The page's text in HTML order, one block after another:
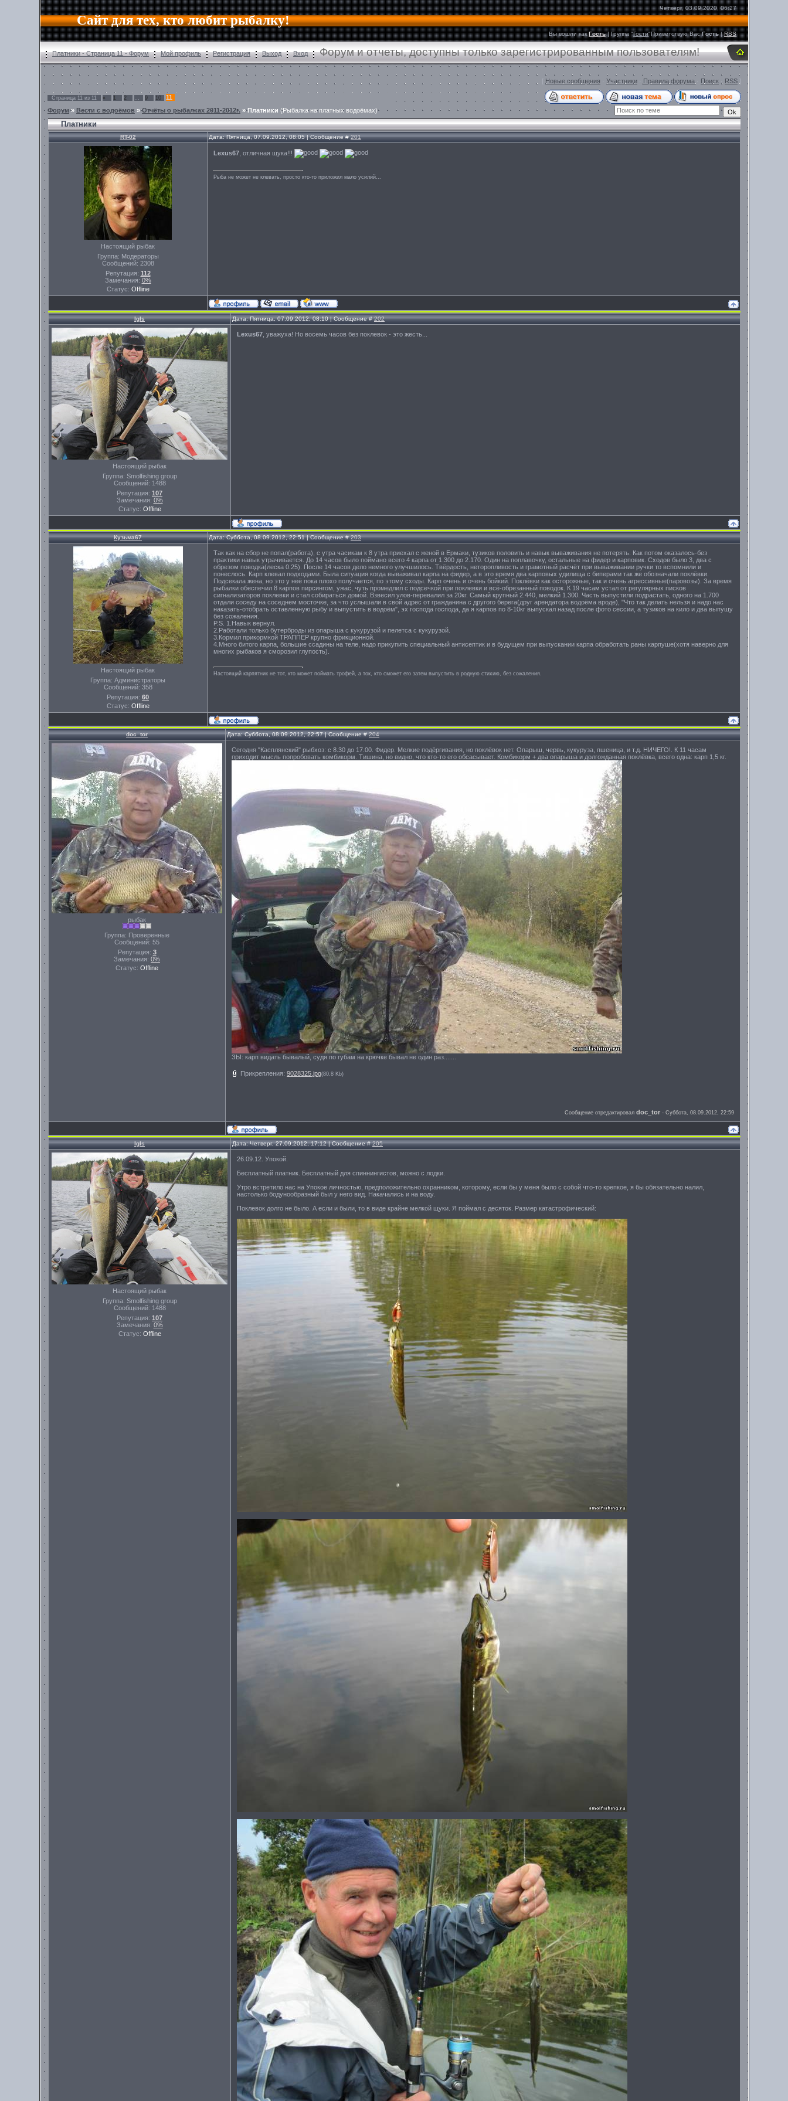
Сайт для тех, кто любит рыбалку!
Четверг, 03.09.2020, 06:27
Вы вошли как Гость|Группа"Гости"Приветствую Вас Гость |RSS
Платники - Страница 11 - Форум Мой профиль Регистрация Выход Вход Форум и отчеты, доступны только зарегистрированным пользователям!
[ Новые сообщения Участники Правила форума Поиск RSS ]
Страница 11 из 11 « 1 2 … 9 10
11
Форум» Вести с водоёмов »Отчёты о рыбалках 2011-2012г. »Платники (Рыбалка на платных водоёмах)
Платники
RT-02 Дата: Пятница, 07.09.2012, 08:05 | Сообщение #201
Настоящий рыбак
Группа: Модераторы
Сообщений: 2308
Репутация: 112
Замечания: 0%
Статус: Offline
Lexus67 , отличная щука!!!
Рыба не может не клевать, просто кто-то приложил мало усилий...
Igls Дата: Пятница, 07.09.2012, 08:10 | Сообщение #202
Настоящий рыбак
Группа: Smolfishing group
Сообщений: 1488
Репутация: 107
Замечания: 0%
Статус: Offline
Lexus67 , уважуха! Но восемь часов без поклевок - это жесть...
Кузьма67 Дата: Суббота, 08.09.2012, 22:51 | Сообщение #203
Настоящий рыбак
Группа: Администраторы
Сообщений: 358
Репутация: 60
Статус: Offline
Так как на сбор не попал(работа), с утра часикам к 8 утра приехал с женой в Ермаки, тузиков половить и навык вываживания не потерять. Как потом оказалось-без
практики навык утрачивается. До 14 часов было поймано всего 4 карпа от 1.300 до 2.170. Один на поплавочку, остальные на фидер и карповик. Сходов было 3, два с
обрезом поводка(леска 0.25). После 14 часов дело немного улучшилось. Твёрдость, неторопливость и грамотный расчёт при вываживании ручки то вспомнили и
понеслось. Карп клевал подходами. Была ситуация когда вываживал карпа на фидер, а в это время два карповых удилища с биперами так же обозначали поклёвки.
Подсекала жена, но это у неё пока плохо получается, по этому сходы. Карп очень и очень бойкий. Поклёвки как осторожные, так и очень агрессивные(паровозы). За время
рыбалки обеспечил 8 карпов пирсингом, ужас, чуть промедлил с подсечкой при поклевки и всё-обрезанный поводок. К 19 часам устал от регулярных писков
сигнализаторов поклевки и стал собираться домой. Взвесил улов-перевалил за 20кг. Самый крупный 2.440, мелкий 1.300. Часть выпустили подрастать, одного на 1.700
отдали соседу на соседнем мосточке, за что услышали в свой адрес от гражданина с другого берега(друг арендатора водоёма вроде), "Что так делать нельзя и надо нас
наказать-отобрать оставленную рыбу и выпустить в водоём", эх господа господа, да я карпов по 8-10кг выпускал назад после фото сессии, а тузиков на кило и два выпущу
без сожаления.
P.S. 1.Навык вернул.
2.Работали только бутерброды из опарыша с кукурузой и пелетса с кукурузой.
3.Кормил прикормкой ТРАППЕР крупно фрикционной.
4.Много битого карпа, большие ссадины на теле, надо прикупить специальный антисептик и в будущем при выпускании карпа обработать раны карпуше(хотя наверно для
многих рыбаков я сморозил глупость).
Настоящий карпятник не тот, кто может поймать трофей, а ток, кто сможет его затем выпустить в родную стихию, без сожаления.
doc_tor Дата: Суббота, 08.09.2012, 22:57 | Сообщение #204
рыбак
Группа: Проверенные
Сообщений: 55
Репутация: 3
Замечания: 0%
Статус: Offline
Сегодня "Касплянский" рыбхоз: с 8.30 до 17.00. Фидер. Мелкие подёргивания, но поклёвок нет. Опарыш, червь, кукуруза, пшеница, и т.д. НИЧЕГО!. К 11 часам
приходит мысль попробовать комбикорм. Тишина, но видно, что кто-то его обсасывает. Комбикорм + два опарыша и долгожданная поклёвка, всего одна: карп 1,5 кг.
ЗЫ: карп видать бывалый, судя по губам на крючке бывал не один раз.......
Прикрепления: 9028325.jpg(80.8 Kb)
Сообщение отредактировал doc_tor - Суббота, 08.09.2012, 22:59
Igls Дата: Четверг, 27.09.2012, 17:12 | Сообщение #205
Настоящий рыбак
Группа: Smolfishing group
Сообщений: 1488
Репутация: 107
Замечания: 0%
Статус: Offline
26.09.12. Упокой.
Бесплатный платник. Бесплатный для спиннингистов, можно с лодки.
Утро встретило нас на Упокое личностью, предположительно охранником, которому, если бы у меня было с собой что-то крепкое, я бы обязательно налил,
настолько бодунообразный был у него вид. Накачались и на воду.
Поклевок долго не было. А если и были, то в виде крайне мелкой щуки. Я поймал с десяток. Размер катастрофический: